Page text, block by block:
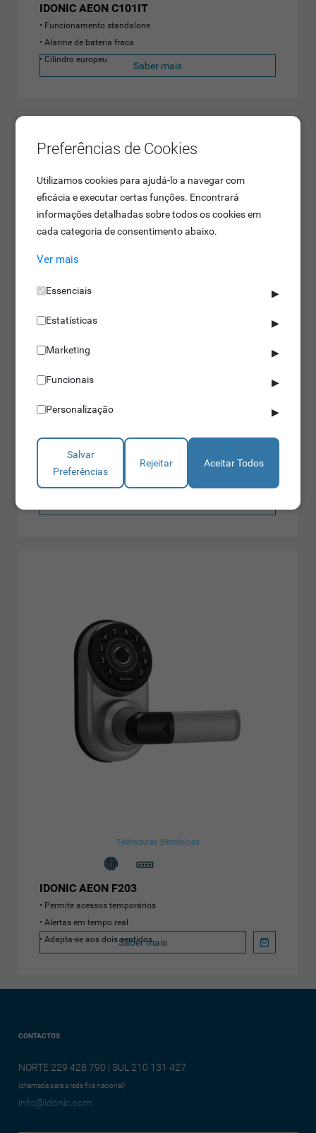
IDONIC AEON C101IT
Funcionamento standalone
Alarme de bateria fraca
Cilindro europeu
Saber mais
IDONIC AEON F107IT
Funcionamento standalone
Fechaduras Eletrónicas
IDONIC AEON F203
Permite acessos temporários
Alertas em tempo real
Adapta-se aos dois sentidos
Saber mais
CONTACTOS
NORTE 229 428 790 | SUL 210 131 427
(chamada para a rede fixa nacional)
info@idonic.com
Preferências de Cookies
Utilizamos cookies para ajudá-lo a navegar com
eficácia e executar certas funções. Encontrará
informações detalhadas sobre todos os cookies em
cada categoria de consentimento abaixo.
Ver mais
Essenciais ▶
Estatísticas ▶
Marketing ▶
Funcionais ▶
Personalização ▶
Salvar
Preferências
Rejeitar Aceitar Todos